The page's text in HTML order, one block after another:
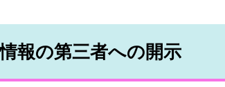
報の第三者への開示